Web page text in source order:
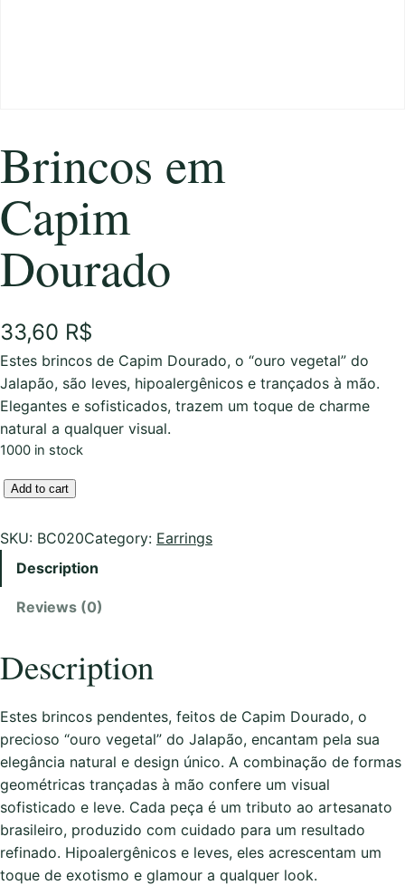
Brincos em
Capim
Dourado
33,60 R$
Estes brincos de Capim Dourado, o “ouro vegetal” do
Jalapão, são leves, hipoalergênicos e trançados à mão.
Elegantes e sofisticados, trazem um toque de charme
natural a qualquer visual.
1000 in stock
i
a
p
i
m
D
o
u
r
Add to cart
SKU: BC020Category: Earrings
Description
Reviews (0)
Description
Estes brincos pendentes, feitos de Capim Dourado, o
precioso “ouro vegetal” do Jalapão, encantam pela sua
elegância natural e design único. A combinação de formas
geométricas trançadas à mão confere um visual
sofisticado e leve. Cada peça é um tributo ao artesanato
brasileiro, produzido com cuidado para um resultado
refinado. Hipoalergênicos e leves, eles acrescentam um
toque de exotismo e glamour a qualquer look.